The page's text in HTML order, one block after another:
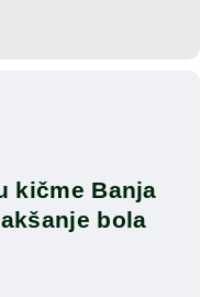
kičme Banja
bola